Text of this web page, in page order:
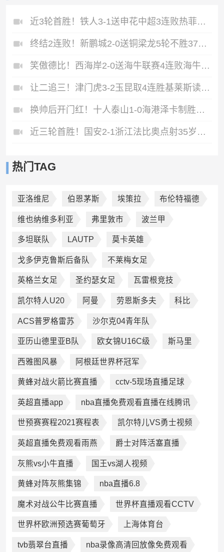
近3轮首胜！铁人3-1送申花中超3连败热菲尼奥双响邦本宜裕传射
终结2连败！新鹏城2-0送铜梁龙5轮不胜37岁姜至鹏破门韦斯利建功
笑傲德比！西海岸2-0送海牛联赛4连败海牛仍垫底西海岸升至第二
让二追三！津门虎3-2玉昆取4连胜基莱斯读秒绝杀萨尔瓦多破门
换帅后开门红！十人泰山1-0海港泽卡制胜于金永扑点海港三球被吹
近三轮首胜！国安2-1浙江法比奥点射35岁张稀哲制胜王钰栋送助攻
热门TAG
亚洛维尼 伯恩茅斯 埃策拉 布伦特福德
维也纳维多利亚 弗里敦市 波兰甲
多坦联队 LAUTP 莫卡英雄
戈多伊克鲁斯后备队 不莱梅女足
英格兰女足 圣约瑟女足 瓦雷根竞技
凯尔特人U20 阿曼 劳恩斯多夫 科比
ACS普罗格雷苏 沙尔克04青年队
亚历山德里亚B队 欧女锦U16C级 斯马里
西雅图风暴 阿根廷世界杯冠军
黄蜂对战火箭比赛直播 cctv-5现场直播足球
英超直播app nba直播免费观看直播在线腾讯
世预赛赛程2021赛程表 凯尔特儿VS勇士视频
英超直播免费观看雨燕 爵士对阵活塞直播
灰熊vs小牛直播 国王vs湖人视频
黄蜂对阵灰熊集锦 nba直播6.8
魔术对战公牛比赛直播 世界杯直播观看CCTV
世界杯欧洲预选赛葡萄牙 上海体育台
tvb翡翠台直播 nba录像高清回放像免费观看